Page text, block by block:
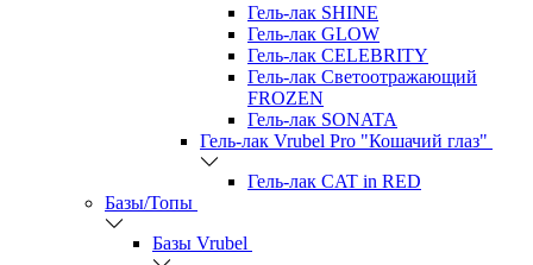
Гель-лак SHINE
Гель-лак GLOW
Гель-лак CELEBRITY
Гель-лак Светоотражающий
FROZEN
Гель-лак SONATA
Гель-лак Vrubel Pro "Кошачий глаз"
Гель-лак CAT in RED
Базы/Топы
Базы Vrubel